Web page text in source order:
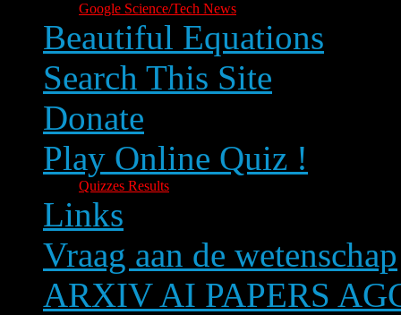
Google Science/Tech News
Beautiful Equations
Search This Site
Donate
Play Online Quiz !
Quizzes Results
Links
Vraag aan de wetenschap
ARXIV AI PAPERS